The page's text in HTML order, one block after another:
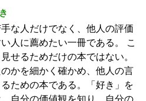
な人だけでなく、他人の評価
人に薦めたい一冊である。 こ
せるためだけの本ではない。
かを細かく確かめ、他人の言
ための本である。「好き」を
自分の価値観を知り、自分の